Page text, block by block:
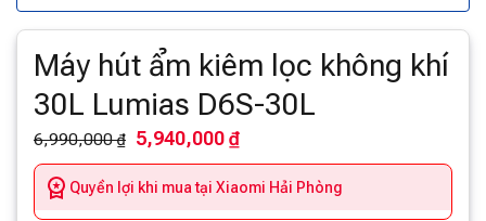
Máy hút ẩm kiêm lọc không khí
30L Lumias D6S-30L
6,990,000 ₫ 5,940,000 ₫
Quyền lợi khi mua tại Xiaomi Hải Phòng